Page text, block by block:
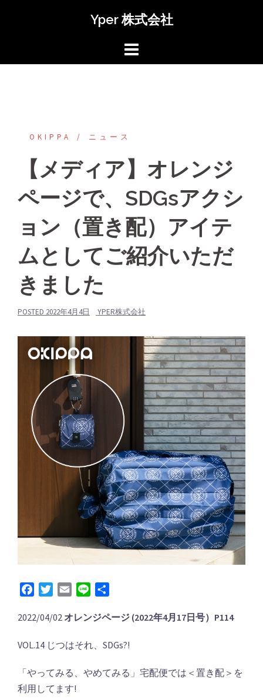
Yper 株式会社
OKIPPA ‎ニュース
【メディア】オレンジ
ページで、SDGsアクシ
ョン（置き配）アイテ
ムとしてご紹介いただ
きました
POSTED 2022年4月4日 YPER株式会社
FacebookTwitterEmail Line
2022/04/02 オレンジページ (2022年4月17日号）P114
VOL.14 じつはそれ、SDGs?!
「やってみる、やめてみる」宅配便では＜置き配＞を
利用してます!